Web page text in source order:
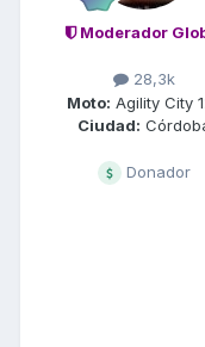
Moderador
28,3k
Moto: Agility City
Ciudad:
Donador